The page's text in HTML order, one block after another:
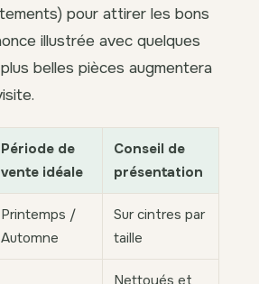
pour attirer les bons
illustrée avec quelques
belles pièces augmentera
Période de
vente idéale
Conseil de
présentation
Printemps /
Automne
Sur cintres par
taille